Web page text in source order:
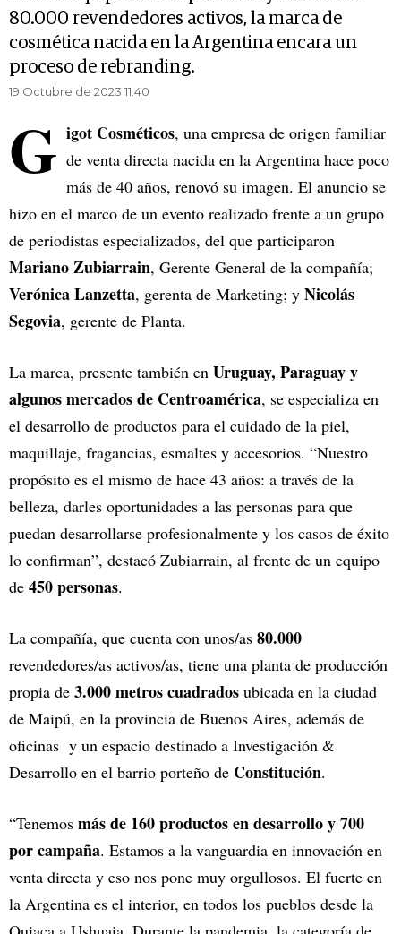
80.000 revendedores activos, la marca de
cosmética nacida en la Argentina encara un
proceso de rebranding.
19 Octubre de 2023 11.40
G igot Cosméticos, una empresa de origen familiar
de venta directa nacida en la Argentina hace poco
más de 40 años, renovó su imagen. El anuncio se
hizo en el marco de un evento realizado frente a un grupo
de periodistas especializados, del que participaron
Mariano Zubiarrain, Gerente General de la compañía;
Verónica Lanzetta, gerenta de Marketing; y Nicolás
Segovia, gerente de Planta.
La marca, presente también en Uruguay, Paraguay y
algunos mercados de Centroamérica, se especializa en
el desarrollo de productos para el cuidado de la piel,
maquillaje, fragancias, esmaltes y accesorios. “Nuestro
propósito es el mismo de hace 43 años: a través de la
belleza, darles oportunidades a las personas para que
puedan desarrollarse profesionalmente y los casos de éxito
lo confirman”, destacó Zubiarrain, al frente de un equipo
de 450 personas.
La compañía, que cuenta con unos/as 80.000
revendedores/as activos/as, tiene una planta de producción
propia de 3.000 metros cuadrados ubicada en la ciudad
de Maipú, en la provincia de Buenos Aires, además de
oficinas y un espacio destinado a Investigación &
Desarrollo en el barrio porteño de Constitución.
“Tenemos más de 160 productos en desarrollo y 700
por campaña. Estamos a la vanguardia en innovación en
venta directa y eso nos pone muy orgullosos. El fuerte en
la Argentina es el interior, en todos los pueblos desde la